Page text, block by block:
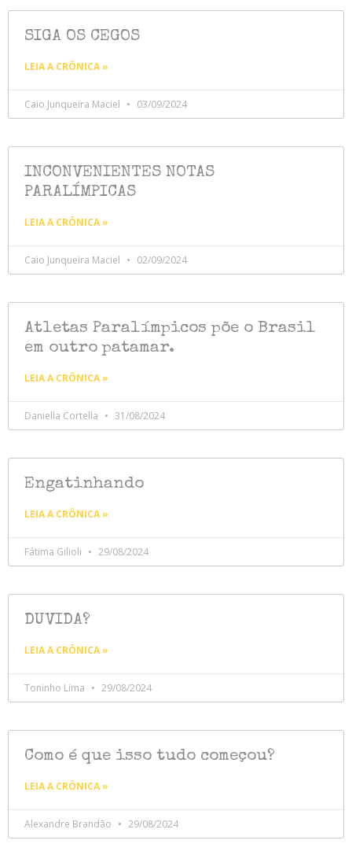
SIGA OS CEGOS
LEIA A CRÔNICA »
Caio Junqueira Maciel 03/09/2024
INCONVENIENTES NOTAS
PARALÍMPICAS
LEIA A CRÔNICA »
Caio Junqueira Maciel 02/09/2024
Atletas Paralímpicos põe o Brasil
em outro patamar.
LEIA A CRÔNICA »
Daniella Cortella 31/08/2024
Engatinhando
LEIA A CRÔNICA »
Fátima Gilioli 29/08/2024
DUVIDA?
LEIA A CRÔNICA »
Toninho Lima 29/08/2024
Como é que isso tudo começou?
LEIA A CRÔNICA »
Alexandre Brandão 29/08/2024